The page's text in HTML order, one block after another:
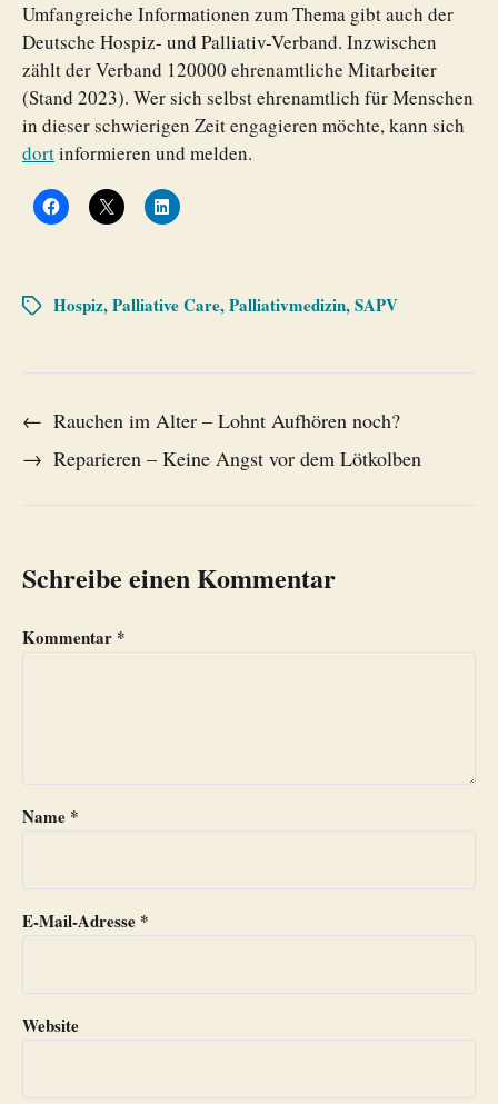
Umfangreiche Informationen zum Thema gibt auch der
Deutsche Hospiz- und Palliativ-Verband. Inzwischen
zählt der Verband 120000 ehrenamtliche Mitarbeiter
(Stand 2023). Wer sich selbst ehrenamtlich für Menschen
in dieser schwierigen Zeit engagieren möchte, kann sich
dortinformieren und melden.
Hospiz,Palliative Care,Palliativmedizin,SAPV
← Rauchen im Alter – Lohnt Aufhören noch?
→ Reparieren – Keine Angst vor dem Lötkolben
Schreibe einen Kommentar
Kommentar *
Name *
E-Mail-Adresse *
Website